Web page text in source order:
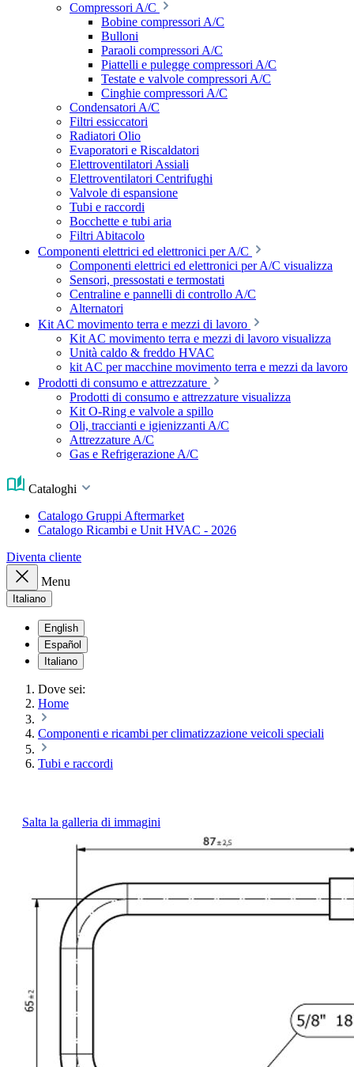
Compressori A/C
Bobine compressori A/C
Bulloni
Paraoli compressori A/C
Piattelli e pulegge compressori A/C
Testate e valvole compressori A/C
Cinghie compressori A/C
Condensatori A/C
Filtri essiccatori
Radiatori Olio
Evaporatori e Riscaldatori
Elettroventilatori Assiali
Elettroventilatori Centrifughi
Valvole di espansione
Tubi e raccordi
Bocchette e tubi aria
Filtri Abitacolo
Componenti elettrici ed elettronici per A/C
Componenti elettrici ed elettronici per A/C visualizza
Sensori, pressostati e termostati
Centraline e pannelli di controllo A/C
Alternatori
Kit AC movimento terra e mezzi di lavoro
Kit AC movimento terra e mezzi di lavoro visualizza
Unità caldo & freddo HVAC
kit AC per macchine movimento terra e mezzi da lavoro
Prodotti di consumo e attrezzature
Prodotti di consumo e attrezzature visualizza
Kit O-Ring e valvole a spillo
Oli, traccianti e igienizzanti A/C
Attrezzature A/C
Gas e Refrigerazione A/C
Cataloghi
Catalogo Gruppi Aftermarket
Catalogo Ricambi e Unit HVAC - 2026
Diventa cliente
Menu
Italiano
English
Español
Italiano
Dove sei:
Home
Componenti e ricambi per climatizzazione veicoli speciali
Tubi e raccordi
Salta la galleria di immagini